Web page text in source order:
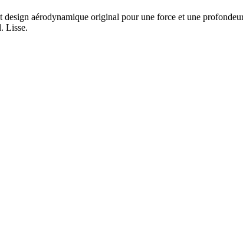
design aérodynamique original pour une force et une
Lisse.